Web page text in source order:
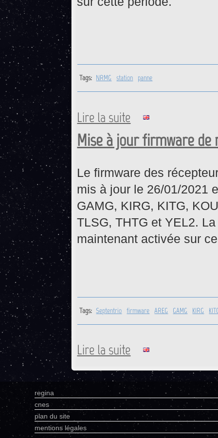
Tags: NRMG station panne
Lire la suite de NRMG : Retour
Mise à jour firmware
Le firmware des
mis à jour le 26/01/2021
GAMG, KIRG, KITG,
TLSG, THTG et YEL2.
maintenant activée sur
Tags: Septentrio firmware AREG GAMG KIRG
Lire la suite de Mise à jour firmware de
regina
cnes
plan du site
mentions légales